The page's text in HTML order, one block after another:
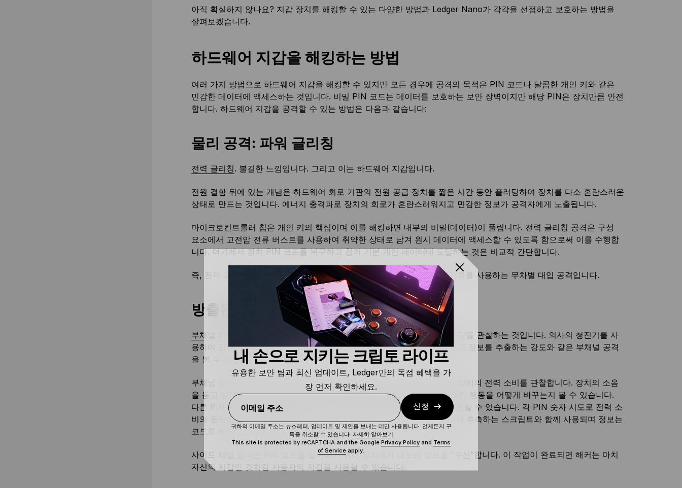
아직 확실하지 않나요? 지갑 장치를 해킹할 수 있는 다양한 방법과 Ledger Nano가 각각을 선점하고 보호하는 방법을
살펴보겠습니다.
하드웨어 지갑을 해킹하는 방법
여러 가지 방법으로 하드웨어 지갑을 해킹할 수 있지만 모든 경우에 공격의 목적은 PIN 코드나 달콤한 개인 키와 같은
민감한 데이터에 액세스하는 것입니다. 비밀 PIN 코드는 데이터를 보호하는 보안 장벽이지만 해당 PIN은 장치만큼 안전
합니다. 하드웨어 지갑을 공격할 수 있는 방법은 다음과 같습니다:
물리 공격: 파워 글리칭
전력 글리칭. 불길한 느낌입니다. 그리고 이는 하드웨어 지갑입니다.
전원 결함 뒤에 있는 개념은 하드웨어 회로 기판의 전원 공급 장치를 짧은 시간 동안 플러딩하여 장치를 다소 혼란스러운
상태로 만드는 것입니다. 에너지 충격파로 장치의 회로가 혼란스러워지고 민감한 정보가 공격자에게 노출됩니다.
마이크로컨트롤러 칩은 개인 키의 핵심이며 이를 해킹하면 내부의 비밀(데이터)이 풀립니다. 전력 글리칭 공격은 구성
요소에서 고전압 전류 버스트를 사용하여 취약한 상태로 남겨 원시 데이터에 액세스할 수 있도록 함으로써 이를 수행합
니다. 여기에서 장치 PIN 코드를 복구하고 칩의 기본 개인 데이터에 도달하는 것은 비교적 간단합니다.
즉, 전력 글리칭 공격은 공격자가 지갑에 직접 액세스할 수 있어야 하는 전류를 사용하는 무차별 대입 공격입니다.
방출된 정보를 통해: 부채널 공격
부채널 채널 공격
의 원칙은 트랜잭션을 실행하는 동안 하드웨어 지갑의 동작을 관찰하는 것입니다. 의사의 청진기를 사
용하여 잠긴 금고의 소리를 듣고 자물쇠를 만지작거리면서 변경 사항을 듣고 정보를 추출하는 강도와 같은 부채널 공격
을 볼 수 있습니다.
부채널 공격을 실행하려면 오실로스코프를 사용하여 장치가 실행 중일 때 장치의 전력 소비를 관찰합니다. 장치의 소음
을 듣고 임의의 PIN 코드를 만지작거리면 소비가 어떻게 행동하고 각 코드가 행동을 어떻게 바꾸는지 볼 수 있습니다.
다른 PIN 숫자 값은 다른 공간을 남기므로 작동할 수 있는 코드를 쉽게 구분할 수 있습니다. 각 PIN 숫자 시도로 전력 소
비의 동작을 연구하여 정보 데이터베이스를 구축합니다. PIN 번호를 하나씩 추측하는 스크립트와 함께 사용되며 정보는
코드를 해독하는 데 사용됩니다.
사이드 채널 공격은 PIN 코드를 알아내기 위해 장치에서 내보낸 정보를 “수신”합니다. 이 작업이 완료되면 해커는 마치
자신의 지갑인 것처럼 사용자의 지갑을 사용할 수 있습니다.
내 손으로 지키는 크립토 라이프
유용한 보안 팁과 최신 업데이트, Ledger만의 독점 혜택을 가
장 먼저 확인하세요.
이메일 주소 신청
귀하의 이메일 주소는 뉴스레터, 업데이트 및 제안을 보내는 데만 사용됩니다. 언제든지 구
독을 취소할 수 있습니다. 자세히 알아보기
This site is protected by reCAPTCHA and the Google Privacy Policy and Terms
of Service apply.